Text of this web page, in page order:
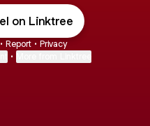
on Linktree
• Report • Privacy
•